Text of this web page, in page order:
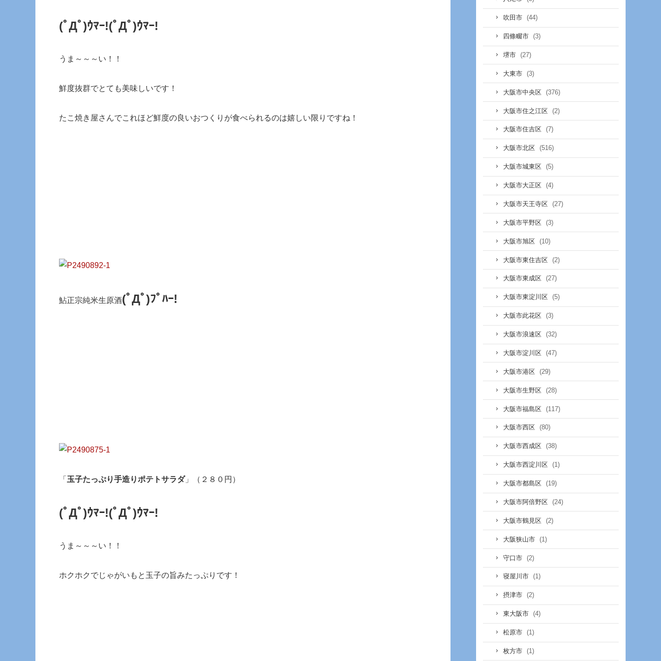
(ﾟДﾟ)ｳﾏｰ!(ﾟДﾟ)ｳﾏｰ!
うま～～～い！！
鮮度抜群でとても美味しいです！
たこ焼き屋さんでこれほど鮮度の良いおつくりが食べられるのは嬉しい限りですね！
鮎正宗純米生原酒(ﾟДﾟ)ﾌﾟﾊｰ!
「 玉子たっぷり手造りポテトサラダ」（２８０円）
(ﾟДﾟ)ｳﾏｰ!(ﾟДﾟ)ｳﾏｰ!
うま～～～い！！
ホクホクでじゃがいもと玉子の旨みたっぷりです！
吹田市 (44)
四條畷市 (3)
堺市 (27)
大東市 (3)
大阪市中央区 (376)
大阪市住之江区 (2)
大阪市住吉区 (7)
大阪市北区 (516)
大阪市城東区 (5)
大阪市大正区 (4)
大阪市天王寺区 (27)
大阪市平野区 (3)
大阪市旭区 (10)
大阪市東住吉区 (2)
大阪市東成区 (27)
大阪市東淀川区 (5)
大阪市此花区 (3)
大阪市浪速区 (32)
大阪市淀川区 (47)
大阪市港区 (29)
大阪市生野区 (28)
大阪市福島区 (117)
大阪市西区 (80)
大阪市西成区 (38)
大阪市西淀川区 (1)
大阪市都島区 (19)
大阪市阿倍野区 (24)
大阪市鶴見区 (2)
大阪狭山市 (1)
守口市 (2)
寝屋川市 (1)
摂津市 (2)
東大阪市 (4)
松原市 (1)
枚方市 (1)